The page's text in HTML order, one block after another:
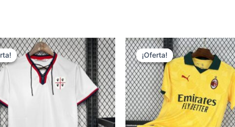
¡Oferta!
¡Oferta!